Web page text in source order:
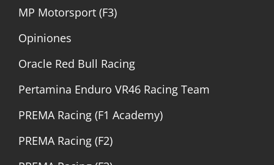
MP Motorsport (F3)
Opiniones
Oracle Red Bull Racing
Pertamina Enduro VR46 Racing Team
PREMA Racing (F1 Academy)
PREMA Racing (F2)